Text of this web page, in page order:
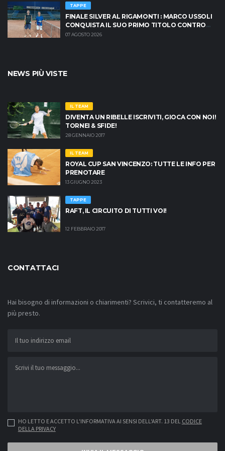
TAPPE
FINALE SILVER AL RIGAMONTI : MARCO USSOLI
CONQUISTA IL SUO PRIMO TITOLO CONTRO
MASSIMO CRISCIONE
07 AGOSTO 2026
NEWS PIÙ VISTE
IL TEAM
DIVENTA UN RIBELLE ISCRIVITI, GIOCA CON NOI!
TORNEI & SFIDE!
28 GENNAIO 2017
IL TEAM
ROYAL CUP SAN VINCENZO: TUTTE LE INFO PER
PRENOTARE
13 GIUGNO 2023
TAPPE
RAFT, IL CIRCUITO DI TUTTI VOI!
12 FEBBRAIO 2017
CONTATTACI
Hai bisogno di informazioni o chiarimenti? Scrivici, ti contatteremo al
più presto.
HO LETTO E ACCETTO L'INFORMATIVA AI SENSI DELL'ART. 13 DEL CODICE
DELLA PRIVACY